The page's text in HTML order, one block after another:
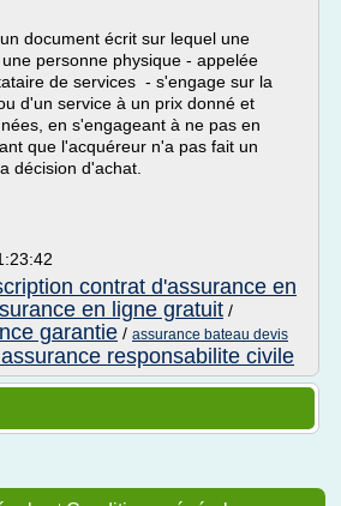
document écrit sur lequel une
personne physique - appelée
de services - s'engage sur la
d'un service à un prix donné et
en s'engageant à ne pas en
que l'acquéreur n'a pas fait un
décision d'achat.
contrat d'assurance en
en ligne gratuit /
garantie / assurance bateau devis
responsabilite civile